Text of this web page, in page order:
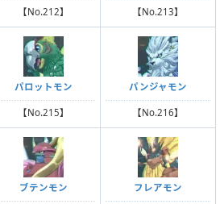
【No.212】 【No.213】
パロットモン
【No.215】
パンジャモン
【No.216】
ブテンモン フレアモン